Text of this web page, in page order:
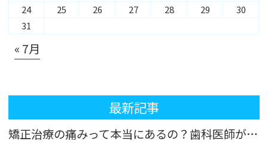
24
25 26 27 28 29
30
31
« 7月
最新記事
矯正治療の痛みって本当にあるの？歯科医師が解説！体験談も交えてご紹介します